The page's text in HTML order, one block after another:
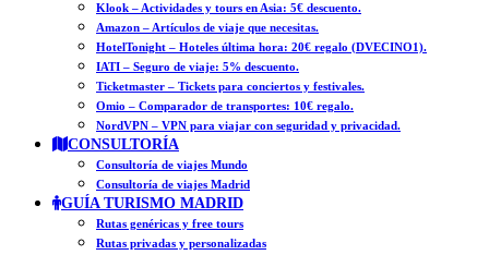
Klook – Actividades y tours en Asia: 5€ descuento.
Amazon – Artículos de viaje que necesitas.
HotelTonight – Hoteles última hora: 20€ regalo (DVECINO1).
IATI – Seguro de viaje: 5% descuento.
Ticketmaster – Tickets para conciertos y festivales.
Omio – Comparador de transportes: 10€ regalo.
NordVPN – VPN para viajar con seguridad y privacidad.
CONSULTORÍA
Consultoría de viajes Mundo
Consultoría de viajes Madrid
GUÍA TURISMO MADRID
Rutas genéricas y free tours
Rutas privadas y personalizadas